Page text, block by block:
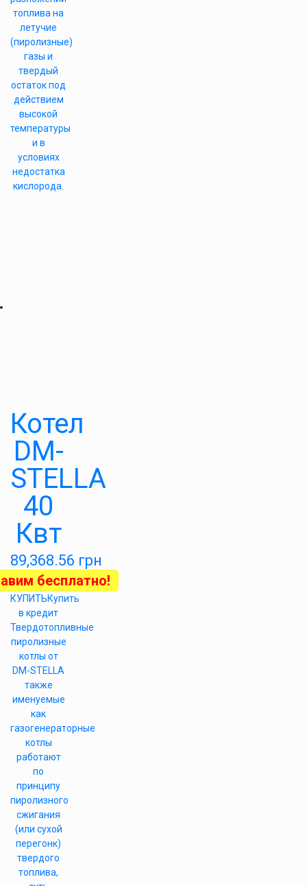
топлива на
летучие
(пиролизные)
газы и
твердый
остаток под
действием
высокой
температуры
и в
условиях
недостатка
кислорода.
Котел
DM-
STELLA
40
Квт
89,368.56 грн
бесплатно!
КУПИТЬКупить
в кредит
Твердотопливные
пиролизные
котлы от
DM-STELLA
также
именуемые
как
газогенераторные
котлы
работают
по
принципу
пиролизного
сжигания
(или сухой
перегонк)
твердого
топлива,